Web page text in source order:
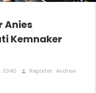
Anies
Kemnaker
3340 person
Reporter : Andrew